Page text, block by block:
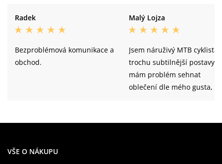
Radek
Bezproblémová komunikace a
obchod.
Malý Lojza
Jsem náruživý MTB cyklista
trochu subtilnější postavy,
mám problém sehnat
oblečení dle mého gusta,
VŠE O NÁKUPU